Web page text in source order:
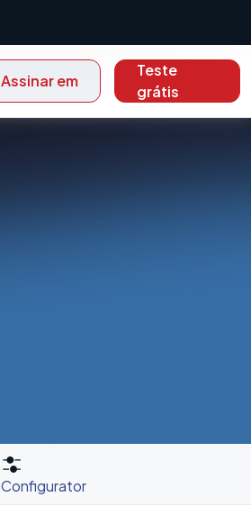
Assinar em
Teste
grátis
Configurator